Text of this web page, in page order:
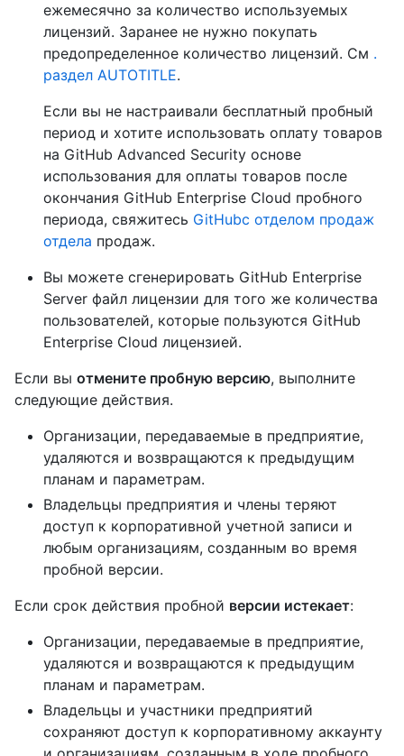
ежемесячно за количество используемых
лицензий. Заранее не нужно покупать
предопределенное количество лицензий. См .
раздел AUTOTITLE.
Если вы не настраивали бесплатный пробный
период и хотите использовать оплату товаров
на GitHub Advanced Security основе
использования для оплаты товаров после
окончания GitHub Enterprise Cloud пробного
периода, свяжитесь GitHubс отделом продаж
отдела продаж.
Вы можете сгенерировать GitHub Enterprise
Server файл лицензии для того же количества
пользователей, которые пользуются GitHub
Enterprise Cloud лицензией.
Если вы отмените пробную версию, выполните
следующие действия.
Организации, передаваемые в предприятие,
удаляются и возвращаются к предыдущим
планам и параметрам.
Владельцы предприятия и члены теряют
доступ к корпоративной учетной записи и
любым организациям, созданным во время
пробной версии.
Если срок действия пробной версии истекает:
Организации, передаваемые в предприятие,
удаляются и возвращаются к предыдущим
планам и параметрам.
Владельцы и участники предприятий
сохраняют доступ к корпоративному аккаунту